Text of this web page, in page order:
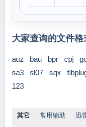
大家查询的文件格
auz bau bpr cpj
sa3
sl07 sqx
123
其它 常用辅助 迅